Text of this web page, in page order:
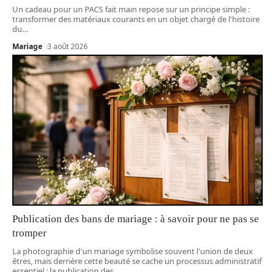
Un cadeau pour un PACS fait main repose sur un principe simple :
transformer des matériaux courants en un objet chargé de l'histoire
du…
Mariage 3 août 2026
Publication des bans de mariage : à savoir pour ne pas se
tromper
La photographie d'un mariage symbolise souvent l'union de deux
êtres, mais derrière cette beauté se cache un processus administratif